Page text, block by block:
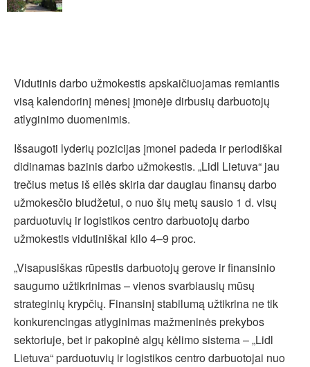
Vidutinis darbo užmokestis apskaičiuojamas remiantis
visą kalendorinį mėnesį įmonėje dirbusių darbuotojų
atlyginimo duomenimis.
Išsaugoti lyderių pozicijas įmonei padeda ir periodiškai
didinamas bazinis darbo užmokestis. „Lidl Lietuva“ jau
trečius metus iš eilės skiria dar daugiau finansų darbo
užmokesčio biudžetui, o nuo šių metų sausio 1 d. visų
parduotuvių ir logistikos centro darbuotojų darbo
užmokestis vidutiniškai kilo 4–9 proc.
„Visapusiškas rūpestis darbuotojų gerove ir finansinio
saugumo užtikrinimas – vienos svarbiausių mūsų
strateginių krypčių. Finansinį stabilumą užtikrina ne tik
konkurencingas atlyginimas mažmeninės prekybos
sektoriuje, bet ir pakopinė algų kėlimo sistema – „Lidl
Lietuva“ parduotuvių ir logistikos centro darbuotojai nuo